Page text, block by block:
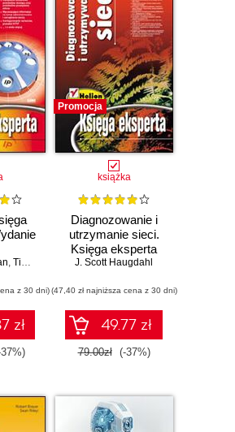
, Tim Parker
z 30 dni)
zł
Promocja
książka
Diagnozowanie i
utrzymanie sieci.
Księga eksperta
J. Scott Haugdahl
(47,40 zł najniższa cena z 30 dni)
49.77 zł
79.00zł (-37%)